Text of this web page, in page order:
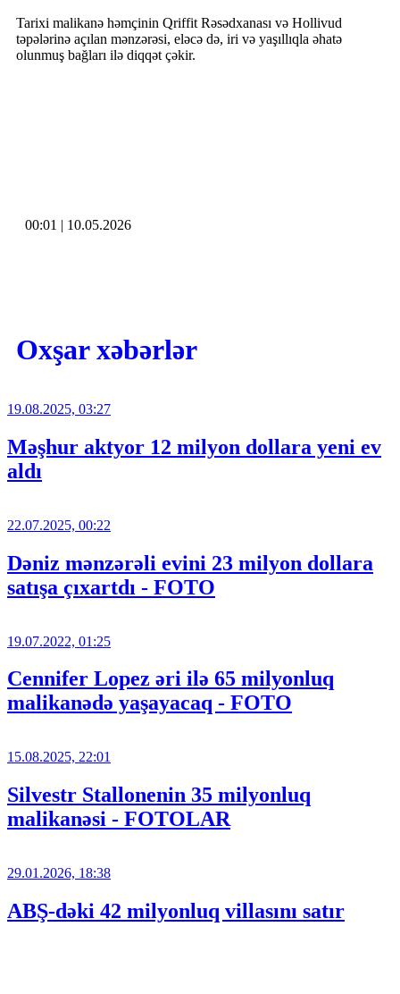
Tarixi malikanə həmçinin Qriffit Rəsədxanası və Hollivud
təpələrinə açılan mənzərəsi, eləcə də, iri və yaşıllıqla əhatə
olunmuş bağları ilə diqqət çəkir.
00:01 | 10.05.2026
Oxşar xəbərlər
19.08.2025, 03:27
Məşhur aktyor 12 milyon dollara yeni ev
aldı
22.07.2025, 00:22
Dəniz mənzərəli evini 23 milyon dollara
satışa çıxartdı - FOTO
19.07.2022, 01:25
Cennifer Lopez əri ilə 65 milyonluq
malikanədə yaşayacaq - FOTO
15.08.2025, 22:01
Silvestr Stallonenin 35 milyonluq
malikanəsi - FOTOLAR
29.01.2026, 18:38
ABŞ-dəki 42 milyonluq villasını satır